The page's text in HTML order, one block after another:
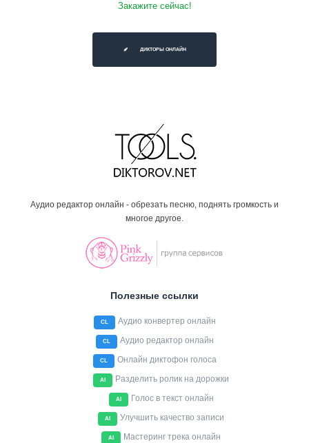
Закажите сейчас!
ДИКТОРЫ ОНЛАЙН
Аудио редактор онлайн - обрезать песню, поднять громкость и
многое другое.
Полезные ссылки
CL Аудио конвертер онлайн
CL Аудио редактор онлайн
CL Онлайн диктофон голоса
AI Разделить ролик на дорожки
AI Голос в текст онлайн
AI Улучшить качество записи
AI Мастеринг трека онлайн